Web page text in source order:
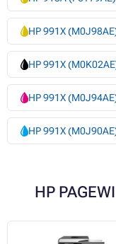
HP 991X
HP 991X
HP 991X
HP 991X
HP